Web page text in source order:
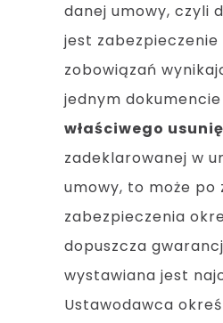
danej umowy, czyli
jest
zobowiązań
jednym
właściwego
zadeklarowanej w
umowy, to może po
zabezpieczenia
dopuszcza
wystawiana jest
Ustawodawca